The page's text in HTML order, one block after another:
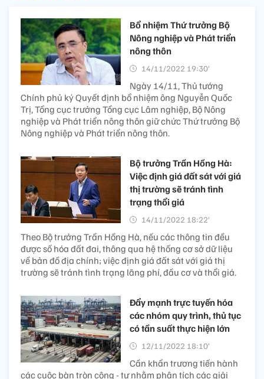
Bổ nhiệm Thứ trưởng Bộ
Nông nghiệp và Phát triển
nông thôn
14/11/2022 19:30’
Ngày 14/11, Thủ tướng
Chính phủ ký Quyết định bổ nhiệm ông Nguyễn Quốc
Trị, Tổng cục trưởng Tổng cục Lâm nghiệp, Bộ Nông
nghiệp và Phát triển nông thôn giữ chức Thứ trưởng Bộ
Nông nghiệp và Phát triển nông thôn.
Bộ trưởng Trần Hồng Hà:
Việc định giá đất sát với giá
thị trường sẽ tránh tình
trạng thổi giá
14/11/2022 18:22’
Theo Bộ trưởng Trần Hồng Hà, nếu các thông tin đều
được số hóa đất đai, thông qua hệ thống cơ sở dữ liệu
về bản đồ địa chính; việc định giá đất sát với giá thị
trường sẽ tránh tình trạng lãng phí, đầu cơ và thổi giá.
Đẩy mạnh trực tuyến hóa
các nhóm quy trình, thủ tục
có tần suất thực hiện lớn
12/11/2022 18:10’
Cần khẩn trương tiến hành
các cuộc bàn tròn công - tư nhằm phân tích các giải